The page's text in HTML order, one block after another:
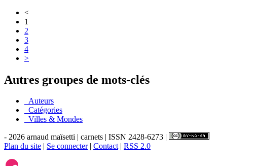
<
1
2
3
4
>
Autres groupes de mots-clés
_Auteurs
_Catégories
_Villes & Mondes
- 2026 arnaud maïsetti | carnets | ISSN 2428-6273 |
Plan du site | Se connecter| Contact| RSS 2.0